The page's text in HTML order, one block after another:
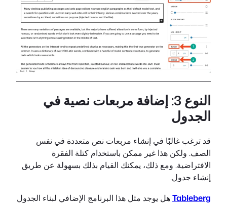
النوع 3: إضافة مربعات نصية في
الجدول
قد ترغب غالبًا في إنشاء مربعات نص متعددة في نفس
الصف. ولكن هذا غير ممكن باستخدام كتلة الفقرة
الافتراضية. ومع ذلك، يمكنك القيام بذلك بسهولة عن طريق
إنشاء جدول.
Tablebergهل يوجد مثل هذا البرنامج الإضافي لبناء الجدول